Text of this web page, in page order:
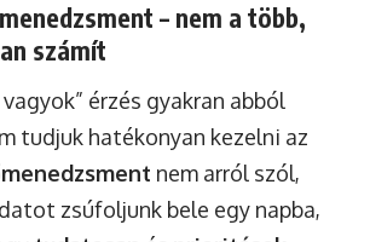
– nem a több,
számít
érzés gyakran abból
tudjuk hatékonyan kezelni az
nem arról szól,
zsúfoljunk bele egy napba,